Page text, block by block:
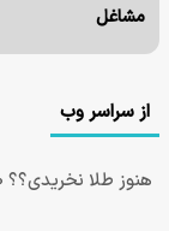
مشاغل
از سراسر وب
هنوز طلا نخریدی؟؟ 100 میلیون تومان وام فوری🔥🔥